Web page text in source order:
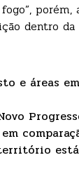
dentro
e áreas
está